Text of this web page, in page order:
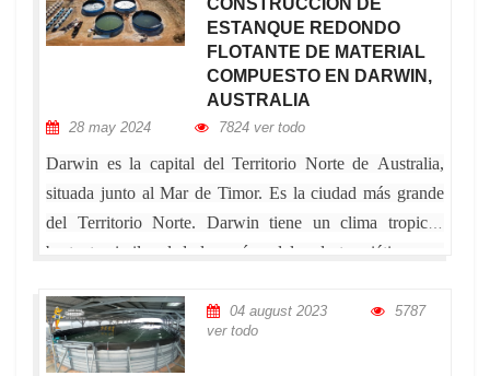
ESTANQUE REDONDO
FLOTANTE DE MATERIAL
COMPUESTO EN DARWIN,
AUSTRALIA
28 may 2024 7824 ver todo
Darwin es la capital del Territorio Norte de Australia,
situada junto al Mar de Timor. Es la ciudad más grande
del Territorio Norte. Darwin tiene un clima tropical,
bastante similar al de los países del sudeste asiático, con
temporada seca. Este es el lugar elegido por la
organización internacional CSIRO para establecer un
proyecto de investigación sobre el langostino tigre.
04 august 2023
5787
ver todo